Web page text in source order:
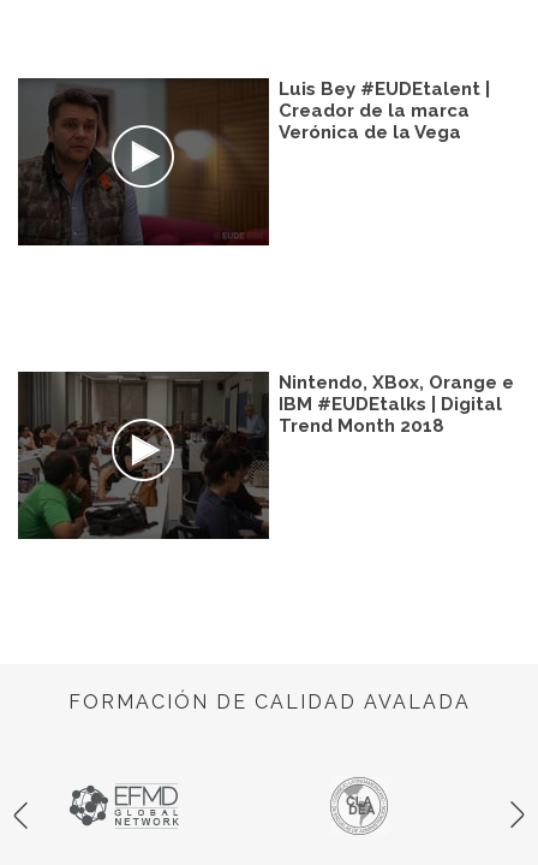
Luis Bey #EUDEtalent |
Creador de la marca
Verónica de la Vega
Nintendo, XBox, Orange e
IBM #EUDEtalks | Digital
Trend Month 2018
FORMACIÓN DE CALIDAD AVALADA